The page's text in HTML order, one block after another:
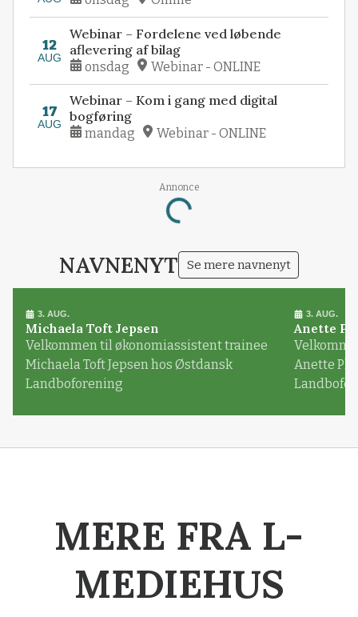
12
AUG
Webinar – Fordelene ved løbende
aflevering af bilag
onsdag Webinar - ONLINE
17
AUG
Webinar – Kom i gang med digital
bogføring
mandag Webinar - ONLINE
Annonce
Loading...
NAVNENYT Se mere navnenyt
3. AUG.
Michaela Toft Jepsen
Velkommen til økonomiassistent trainee
Michaela Toft Jepsen hos Østdansk
Landboforening
3. AUG.
Anette
Anette
MERE FRA L-
MEDIEHUS